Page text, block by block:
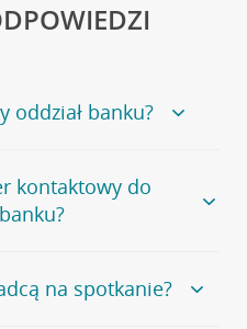
oddział banku?
banku, zapraszamy na
której znajduje się
kontaktowy do
ogólnego numeru
na spotkanie?